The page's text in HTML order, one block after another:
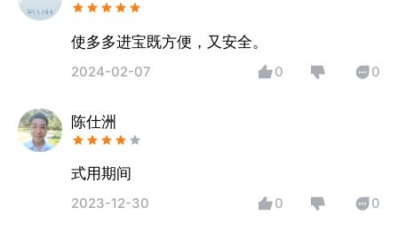
使多多进宝既方便，又安全。
2024-02-07 0 0
陈仕洲
式用期间
2023-12-30 0 0